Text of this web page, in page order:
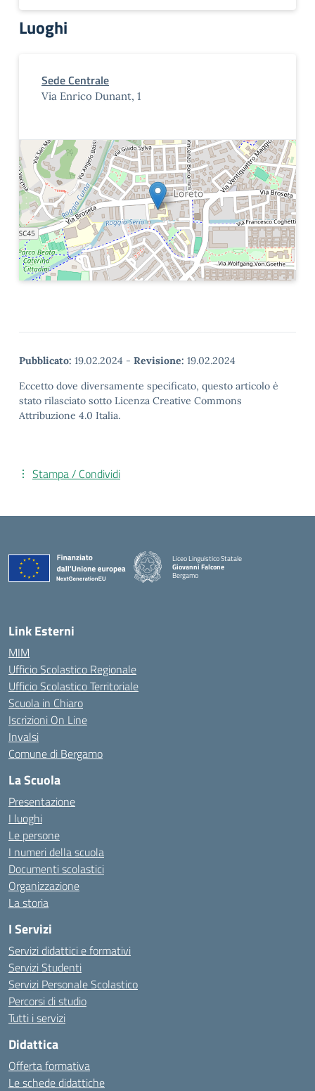
Luoghi
Sede Centrale
Via Enrico Dunant, 1
Pubblicato: 19.02.2024 - Revisione: 19.02.2024
Eccetto dove diversamente specificato, questo articolo è
stato rilasciato sotto Licenza Creative Commons
Attribuzione 4.0 Italia.
Stampa / Condividi
Liceo Linguistico Statale
Giovanni Falcone
Bergamo
— Visita la pagina iniziale della scuola
Link Esterni
MIM
Ufficio Scolastico Regionale
Ufficio Scolastico Territoriale
Scuola in Chiaro
Iscrizioni On Line
Invalsi
Comune di Bergamo
La Scuola
Presentazione
I luoghi
Le persone
I numeri della scuola
Documenti scolastici
Organizzazione
La storia
I Servizi
Servizi didattici e formativi
Servizi Studenti
Servizi Personale Scolastico
Percorsi di studio
Tutti i servizi
Didattica
Offerta formativa
Le schede didattiche